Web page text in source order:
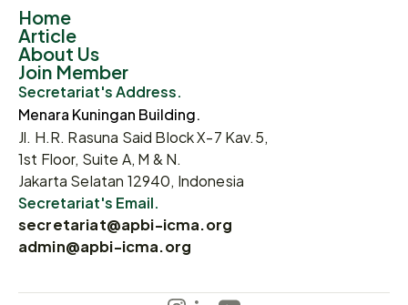
Home
Article
About Us
Join Member
Secretariat's Address.
Menara Kuningan Building.
Jl. H.R. Rasuna Said Block X-7 Kav.5,
1st Floor, Suite A, M & N.
Jakarta Selatan 12940, Indonesia
Secretariat's Email.
secretariat@apbi-icma.org
admin@apbi-icma.org